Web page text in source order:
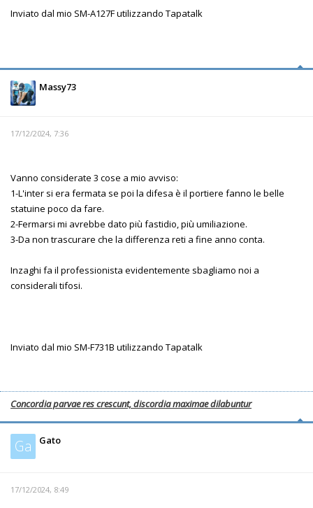
Inviato dal mio SM-A127F utilizzando Tapatalk
Massy73
17/12/2024, 7:36
Vanno considerate 3 cose a mio avviso:
1-L'inter si era fermata se poi la difesa è il portiere fanno le belle
statuine poco da fare.
2-Fermarsi mi avrebbe dato più fastidio, più umiliazione.
3-Da non trascurare che la differenza reti a fine anno conta.
Inzaghi fa il professionista evidentemente sbagliamo noi a
considerali tifosi.
Inviato dal mio SM-F731B utilizzando Tapatalk
Concordia parvae res crescunt, discordia maximae dilabuntur
Ga Gato
17/12/2024, 8:49